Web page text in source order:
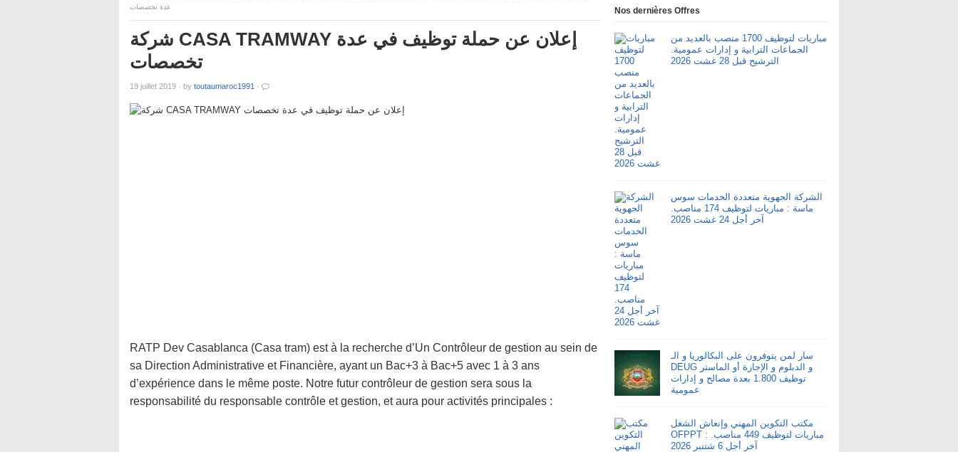
عدة تخصصات
شركة CASA TRAMWAY إعلان عن حملة توظيف في عدة
تخصصات
19 juillet 2019 · by toutaumaroc1991 ·
RATP Dev Casablanca (Casa tram) est à la recherche d’Un Contrôleur de gestion au sein de
sa Direction Administrative et Financière, ayant un Bac+3 à Bac+5 avec 1 à 3 ans
d’expérience dans le même poste. Notre futur contrôleur de gestion sera sous la
responsabilité du responsable contrôle et gestion, et aura pour activités principales :
Nos dernières Offres
مباريات لتوظيف 1700 منصب بالعديد من
الجماعات الترابية و إدارات عمومية.
الترشيح قبل 28 غشت 2026
الشركة الجهوية متعددة الخدمات سوس
ماسة : مباريات لتوظيف 174 مناصب.
آخر أجل 24 غشت 2026
سار لمن يتوفرون على البكالوريا و الـ
DEUG و الدبلوم و الإجازة أو الماستر
توظيف 1.800 بعدة مصالح و إدارات
عمومية
مكتب التكوين المهني وإنعاش الشغل
OFPPT : مباريات لتوظيف 449 مناصب.
آخر أجل 6 شتنبر 2026